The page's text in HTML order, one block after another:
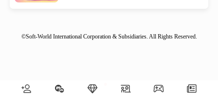
©Soft-World International Corporation & Subsidiaries. All Rights Reserved.